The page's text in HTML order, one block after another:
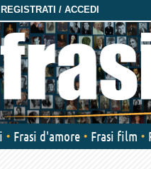
REGISTRATI / ACCEDI
Frasi d'amore Frasi film